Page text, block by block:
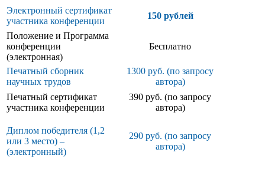
Электронный сертификат
участника конференции
150 рублей
Положение и Программа
конференции
(электронная)
Бесплатно
Печатный сборник
научных трудов
1300 руб. (по запросу
автора)
Печатный сертификат
участника конференции
390 руб. (по запросу
автора)
Диплом победителя (1,2
или 3 место) –
(электронный)
290 руб. (по запросу
автора)